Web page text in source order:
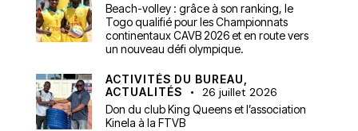
Beach-volley : grâce à son ranking, le
Togo qualifié pour les Championnats
continentaux CAVB 2026 et en route vers
un nouveau défi olympique.
ACTIVITÉS DU BUREAU,
ACTUALITÉS
26 juillet 2026
Don du club King Queens et l’association
Kinela à la FTVB